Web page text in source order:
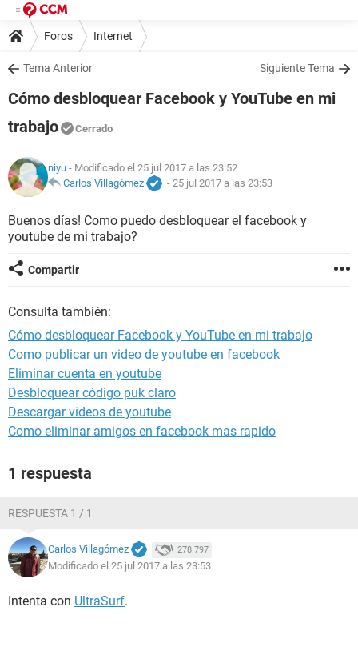
Foros Internet
Tema Anterior Siguiente Tema
Cómo desbloquear Facebook y YouTube en mi
trabajo
Cerrado
niyu - Modificado el 25 jul 2017 a las 23:52
Carlos Villagómez
- 25 jul 2017 a las 23:53
Buenos días! Como puedo desbloquear el facebook y
youtube de mi trabajo?
Compartir
Consulta también:
Cómo desbloquear Facebook y YouTube en mi trabajo
Como publicar un video de youtube en facebook
Eliminar cuenta en youtube
Desbloquear código puk claro
Descargar videos de youtube
Como eliminar amigos en facebook mas rapido
1 respuesta
RESPUESTA 1 / 1
Carlos Villagómez 278.797
Modificado el 25 jul 2017 a las 23:53
Intenta con UltraSurf.